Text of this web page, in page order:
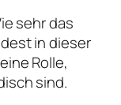
sehr das
in dieser
Rolle,
sind.